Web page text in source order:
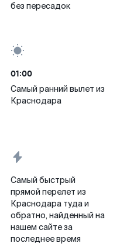
без пересадок
01:00
Самый ранний вылет из
Краснодара
Самый быстрый
прямой перелет из
Краснодара туда и
обратно, найденный на
нашем сайте за
последнее время